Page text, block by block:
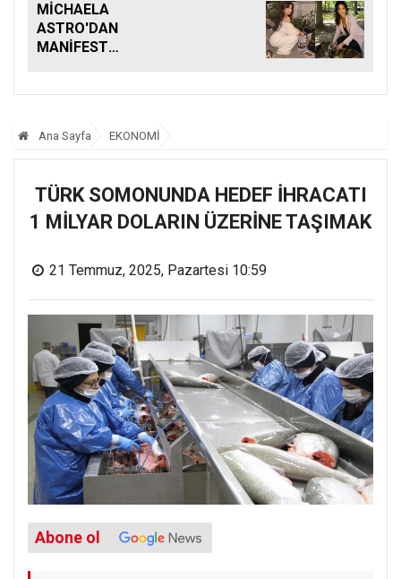
MİCHAELA
ASTRO'DAN
MANİFEST
Ana Sayfa EKONOMİ
TÜRK SOMONUNDA HEDEF İHRACATI
1 MİLYAR DOLARIN ÜZERİNE TAŞIMAK
21 Temmuz, 2025, Pazartesi 10:59
Abone ol